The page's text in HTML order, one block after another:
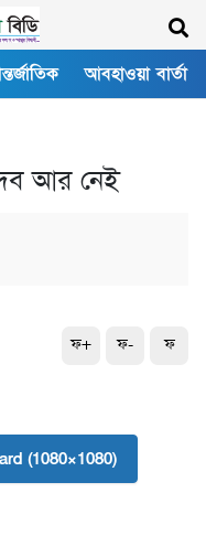
আবহাওয়া বার্তা
আর নেই
ফ+ ফ- ফ
(1080×1080)